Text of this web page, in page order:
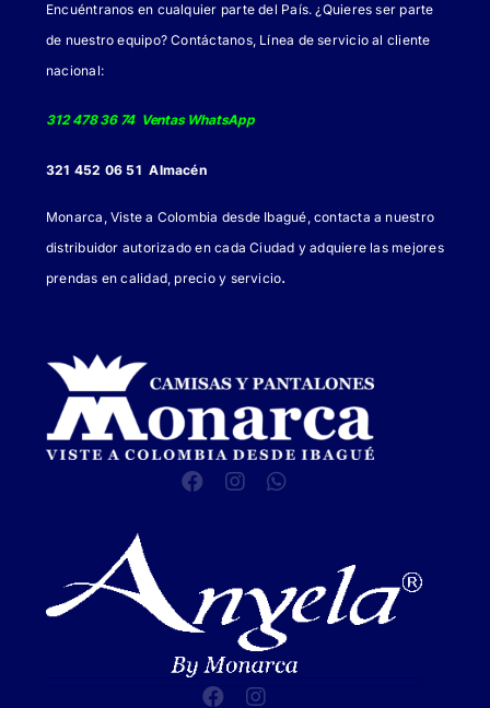
Encuéntranos en cualquier parte del País. ¿Quieres ser parte
de nuestro equipo? Contáctanos, Línea de servicio al cliente
nacional:
312 478 36 74 Ventas WhatsApp
321 452 06 51 Almacén
Monarca, Viste a Colombia desde Ibagué, contacta a nuestro
distribuidor autorizado en cada Ciudad y adquiere las mejores
prendas en calidad, precio y servicio.